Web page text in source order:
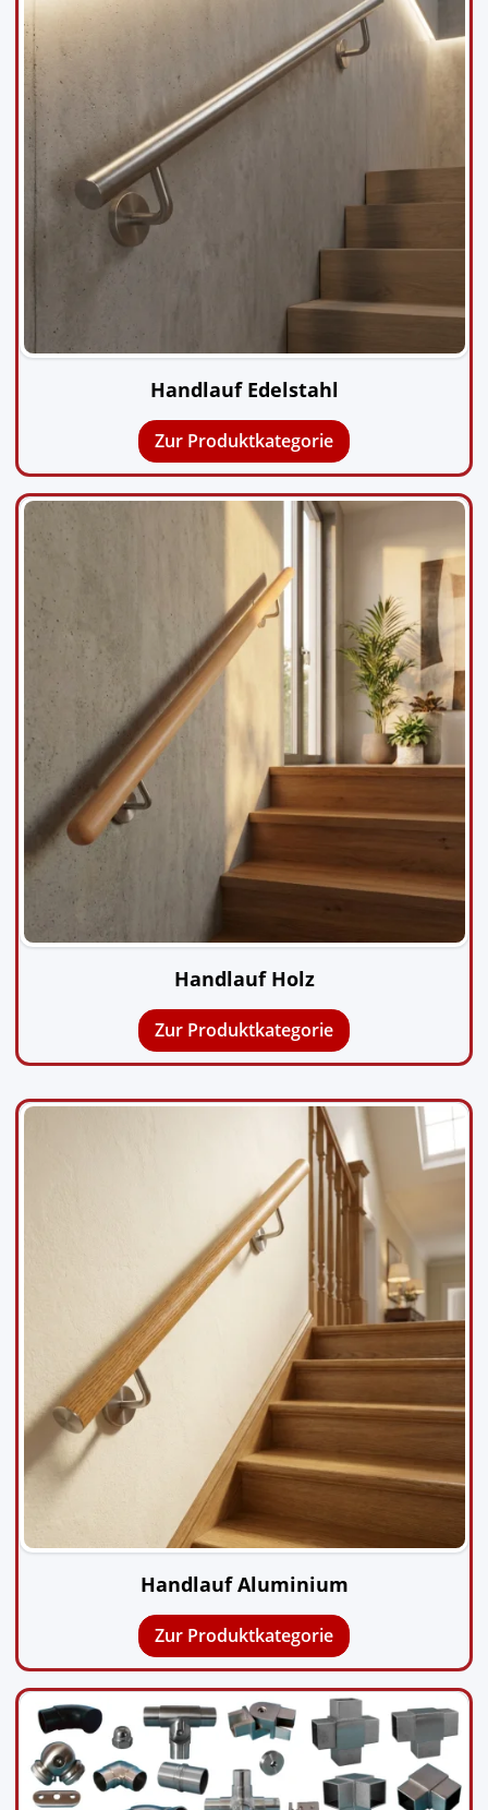
Handlauf Edelstahl
Zur Produktkategorie
Handlauf Holz
Zur Produktkategorie
Handlauf Aluminium
Zur Produktkategorie